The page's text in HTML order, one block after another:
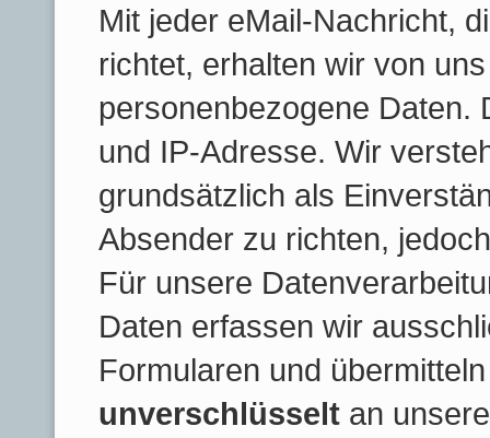
Mit jeder eMail-Nachricht,
richtet, erhalten wir von
personenbezogene Daten.
und IP-Adresse. Wir
grundsätzlich als
Absender zu richten,
Für unsere
Daten erfassen wir
Formularen und
unverschlüsselt an